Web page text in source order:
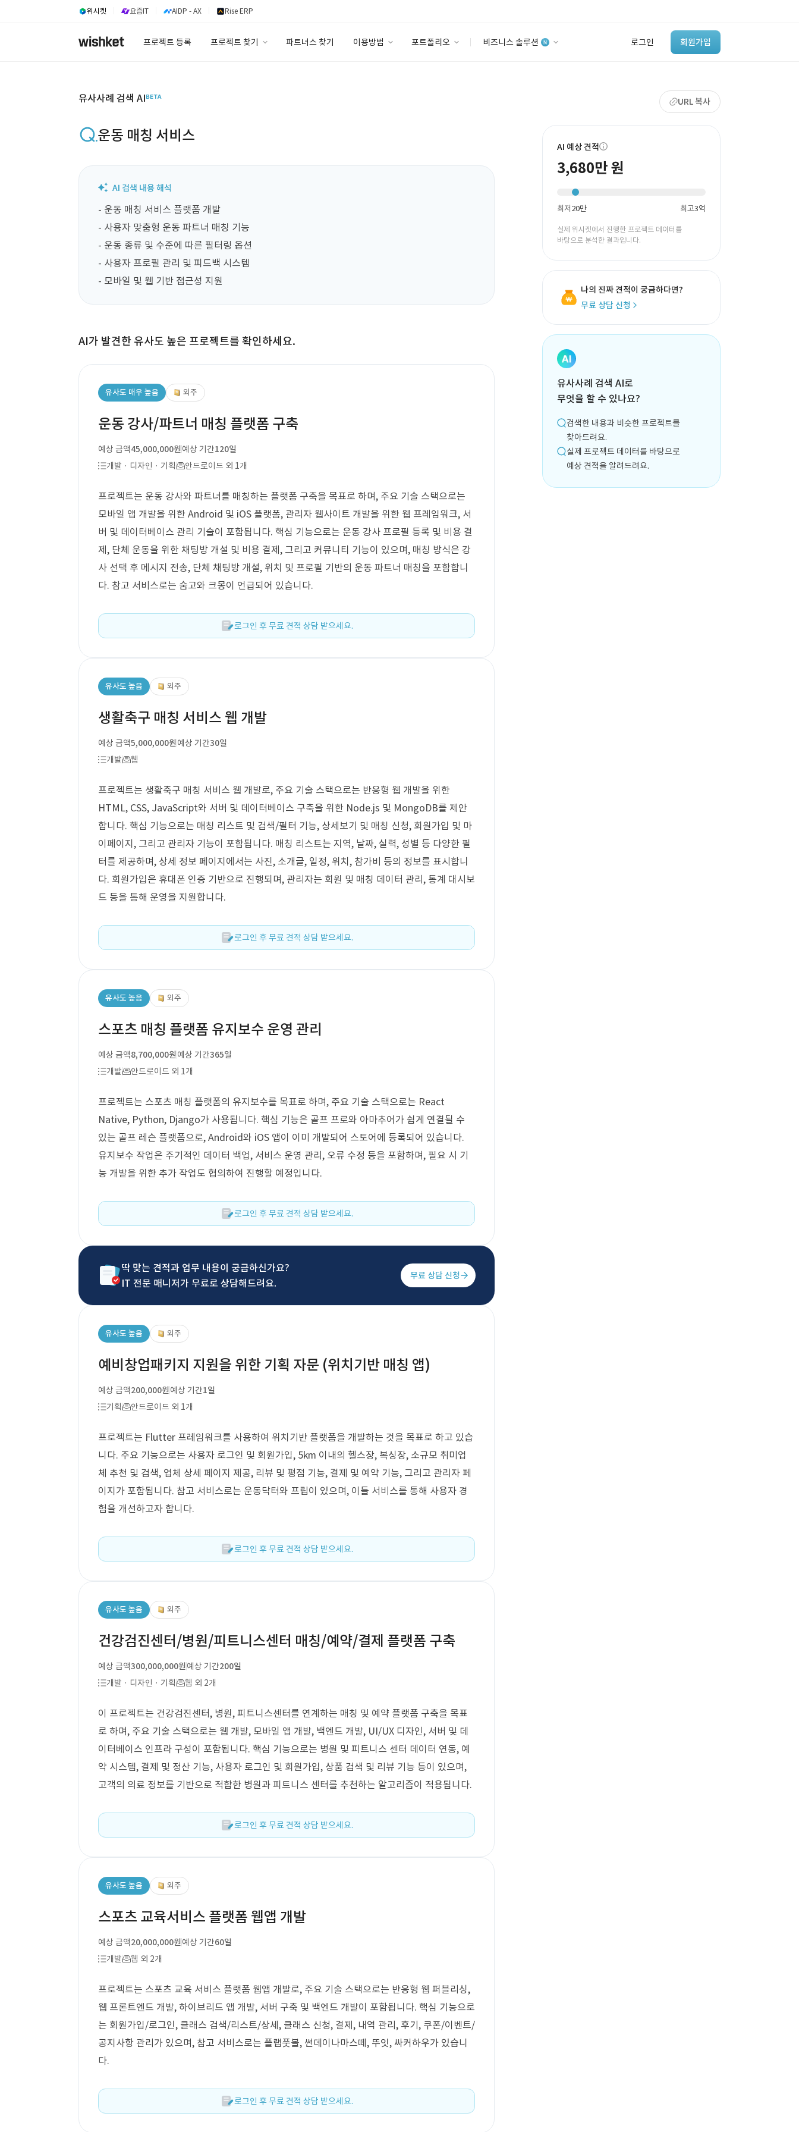
위시켓 요즘IT AIDP - AX Rise ERP
프로젝트 등록 프로젝트 찾기 파트너스 찾기 이용방법 포트폴리오 비즈니스 솔루션 로그인 회원가입
‘이런 거’ 만들어본
개발 회사 있어?
바로가기
유사사례 검색 AI URL 복사
운동 매칭 서비스
- 운동 매칭 서비스 플랫폼 개발
- 사용자 맞춤형 운동 파트너 매칭 기능
- 운동 종류 및 수준에 따른 필터링 옵션
- 사용자 프로필 관리 및 피드백 시스템
- 모바일 및 웹 기반 접근성 지원
AI가 발견한 유사도 높은 프로젝트를 확인하세요.
유사도 매우 높음 외주
운동 강사/파트너 매칭 플랫폼 구축
예상 금액45,000,000원예상 기간120일
개발 · 디자인 · 기획
안드로이드 외 1개
프로젝트는 운동 강사와 파트너를 매칭하는 플랫폼 구축을 목표로 하며, 주요 기술 스택으로는
모바일 앱 개발을 위한 Android 및 iOS 플랫폼, 관리자 웹사이트 개발을 위한 웹 프레임워크, 서
버 및 데이터베이스 관리 기술이 포함됩니다. 핵심 기능으로는 운동 강사 프로필 등록 및 비용 결
제, 단체 운동을 위한 채팅방 개설 및 비용 결제, 그리고 커뮤니티 기능이 있으며, 매칭 방식은 강
사 선택 후 메시지 전송, 단체 채팅방 개설, 위치 및 프로필 기반의 운동 파트너 매칭을 포함합니
다. 참고 서비스로는 숨고와 크몽이 언급되어 있습니다.
로그인 후 무료 견적 상담 받으세요.
유사도 높음 외주
생활축구 매칭 서비스 웹 개발
예상 금액5,000,000원예상 기간30일
개발
웹
프로젝트는 생활축구 매칭 서비스 웹 개발로, 주요 기술 스택으로는 반응형 웹 개발을 위한
HTML, CSS, JavaScript와 서버 및 데이터베이스 구축을 위한 Node.js 및 MongoDB를 제안
합니다. 핵심 기능으로는 매칭 리스트 및 검색/필터 기능, 상세보기 및 매칭 신청, 회원가입 및 마
이페이지, 그리고 관리자 기능이 포함됩니다. 매칭 리스트는 지역, 날짜, 실력, 성별 등 다양한 필
터를 제공하며, 상세 정보 페이지에서는 사진, 소개글, 일정, 위치, 참가비 등의 정보를 표시합니
다. 회원가입은 휴대폰 인증 기반으로 진행되며, 관리자는 회원 및 매칭 데이터 관리, 통계 대시보
드 등을 통해 운영을 지원합니다.
로그인 후 무료 견적 상담 받으세요.
유사도 높음 외주
스포츠 매칭 플랫폼 유지보수 운영 관리
예상 금액8,700,000원예상 기간365일
개발
안드로이드 외 1개
프로젝트는 스포츠 매칭 플랫폼의 유지보수를 목표로 하며, 주요 기술 스택으로는 React
Native, Python, Django가 사용됩니다. 핵심 기능은 골프 프로와 아마추어가 쉽게 연결될 수
있는 골프 레슨 플랫폼으로, Android와 iOS 앱이 이미 개발되어 스토어에 등록되어 있습니다.
유지보수 작업은 주기적인 데이터 백업, 서비스 운영 관리, 오류 수정 등을 포함하며, 필요 시 기
능 개발을 위한 추가 작업도 협의하여 진행할 예정입니다.
로그인 후 무료 견적 상담 받으세요.
딱 맞는 견적과 업무 내용이 궁금하신가요?
IT 전문 매니저가 무료로 상담해드려요.
무료 상담 신청
유사도 높음 외주
예비창업패키지 지원을 위한 기획 자문 (위치기반 매칭 앱)
예상 금액200,000원예상 기간1일
기획
안드로이드 외 1개
프로젝트는 Flutter 프레임워크를 사용하여 위치기반 플랫폼을 개발하는 것을 목표로 하고 있습
니다. 주요 기능으로는 사용자 로그인 및 회원가입, 5km 이내의 헬스장, 복싱장, 소규모 취미업
체 추천 및 검색, 업체 상세 페이지 제공, 리뷰 및 평점 기능, 결제 및 예약 기능, 그리고 관리자 페
이지가 포함됩니다. 참고 서비스로는 운동닥터와 프립이 있으며, 이들 서비스를 통해 사용자 경
험을 개선하고자 합니다.
로그인 후 무료 견적 상담 받으세요.
유사도 높음 외주
건강검진센터/병원/피트니스센터 매칭/예약/결제 플랫폼 구축
예상 금액300,000,000원예상 기간200일
개발 · 디자인 · 기획
웹 외 2개
이 프로젝트는 건강검진센터, 병원, 피트니스센터를 연계하는 매칭 및 예약 플랫폼 구축을 목표
로 하며, 주요 기술 스택으로는 웹 개발, 모바일 앱 개발, 백엔드 개발, UI/UX 디자인, 서버 및 데
이터베이스 인프라 구성이 포함됩니다. 핵심 기능으로는 병원 및 피트니스 센터 데이터 연동, 예
약 시스템, 결제 및 정산 기능, 사용자 로그인 및 회원가입, 상품 검색 및 리뷰 기능 등이 있으며,
고객의 의료 정보를 기반으로 적합한 병원과 피트니스 센터를 추천하는 알고리즘이 적용됩니다.
로그인 후 무료 견적 상담 받으세요.
유사도 높음 외주
스포츠 교육서비스 플랫폼 웹앱 개발
예상 금액20,000,000원예상 기간60일
개발
웹 외 2개
프로젝트는 스포츠 교육 서비스 플랫폼 웹앱 개발로, 주요 기술 스택으로는 반응형 웹 퍼블리싱,
웹 프론트엔드 개발, 하이브리드 앱 개발, 서버 구축 및 백엔드 개발이 포함됩니다. 핵심 기능으로
는 회원가입/로그인, 클래스 검색/리스트/상세, 클래스 신청, 결제, 내역 관리, 후기, 쿠폰/이벤트/
공지사항 관리가 있으며, 참고 서비스로는 플랩풋볼, 썬데이나마스떼, 뚜잇, 싸커하우가 있습니
다.
로그인 후 무료 견적 상담 받으세요.
AI 예상 견적
3,680만 원
최저20만 최고3억
실제 위시켓에서 진행한 프로젝트 데이터를
바탕으로 분석한 결과입니다.
나의 진짜 견적이 궁금하다면?
무료 상담 신청
유사사례 검색 AI로
무엇을 할 수 있나요?
검색한 내용과 비슷한 프로젝트를
찾아드려요.
실제 프로젝트 데이터를 바탕으로
예상 견적을 알려드려요.